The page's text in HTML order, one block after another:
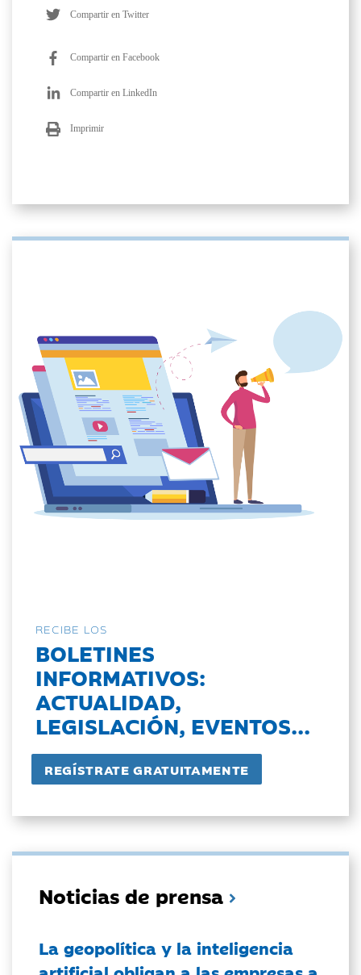
Compartir en Twitter
Compartir en Facebook
Compartir en LinkedIn
Imprimir
RECIBE LOS
BOLETINES
INFORMATIVOS:
ACTUALIDAD,
LEGISLACIÓN, EVENTOS...
Noticias de prensa
La geopolítica y la inteligencia